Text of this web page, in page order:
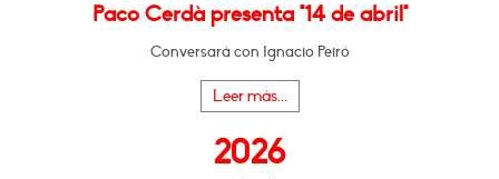
Paco Cerdà presenta "14 de abril"
Conversará con Ignacio Peiró
Leer más...
2026